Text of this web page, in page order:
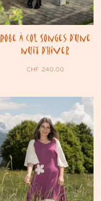
Robe à col Songes d’une
nuit d’Hiver
CHF 240.00